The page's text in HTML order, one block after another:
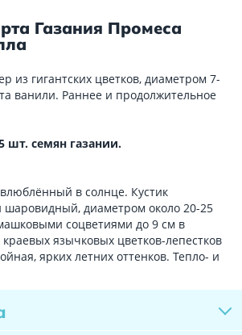
Газания Промеса
из гигантских цветков, диаметром 7-
ванили. Раннее и продолжительное
шт. семян газании.
в солнце. Кустик
шаровидный, диаметром около 20-25
соцветиями до 9 см в
язычковых цветков-лепестков
ярких летних оттенков. Тепло- и